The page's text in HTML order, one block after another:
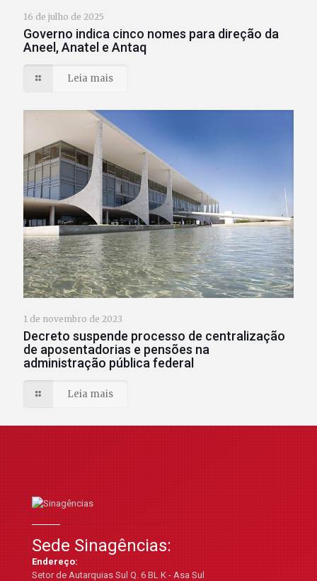
16 de julho de 2025
Governo indica cinco nomes para direção da
Aneel, Anatel e Antaq
Leia mais
1 de novembro de 2023
Decreto suspende processo de centralização
de aposentadorias e pensões na
administração pública federal
Leia mais
Sede Sinagências:
Endereço:
Setor de Autarquias Sul Q. 6 BL K - Asa Sul